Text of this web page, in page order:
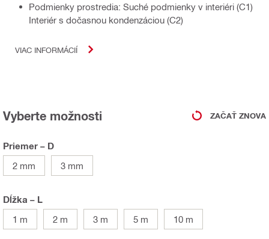
Podmienky prostredia: Suché podmienky v interiéri (C1)
Interiér s dočasnou kondenzáciou (C2)
VIAC INFORMÁCIÍ
Vyberte možnosti ZAČAŤ ZNOVA
Priemer – D
2 mm
3 mm
Dĺžka – L
1 m
2 m 3 m 5 m 10 m